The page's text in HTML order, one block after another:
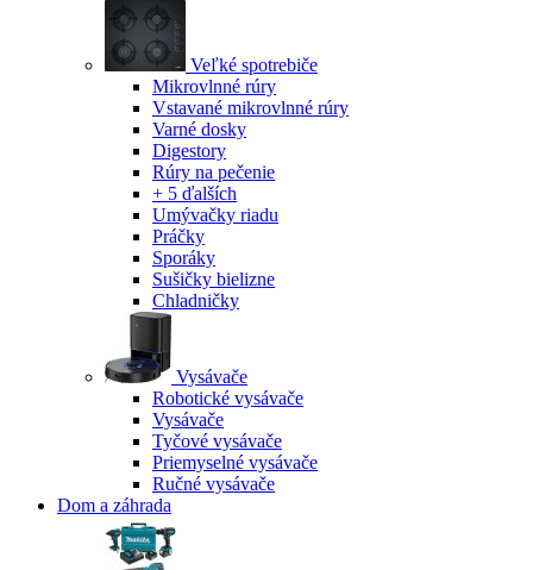
Veľké spotrebiče
Mikrovlnné rúry
Vstavané mikrovlnné rúry
Varné dosky
Digestory
Rúry na pečenie
+ 5 ďalších
Umývačky riadu
Práčky
Sporáky
Sušičky bielizne
Chladničky
Vysávače
Robotické vysávače
Vysávače
Tyčové vysávače
Priemyselné vysávače
Ručné vysávače
Dom a záhrada